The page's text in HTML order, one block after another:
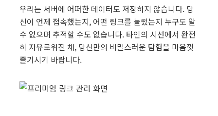
우리는 서버에 어떠한 데이터도 저장하지 않습니다. 당
신이 언제 접속했는지, 어떤 링크를 눌렀는지 누구도 알
수 없으며 추적할 수도 없습니다. 타인의 시선에서 완전
히 자유로워진 채, 당신만의 비밀스러운 탐험을 마음껏
즐기시기 바랍니다.